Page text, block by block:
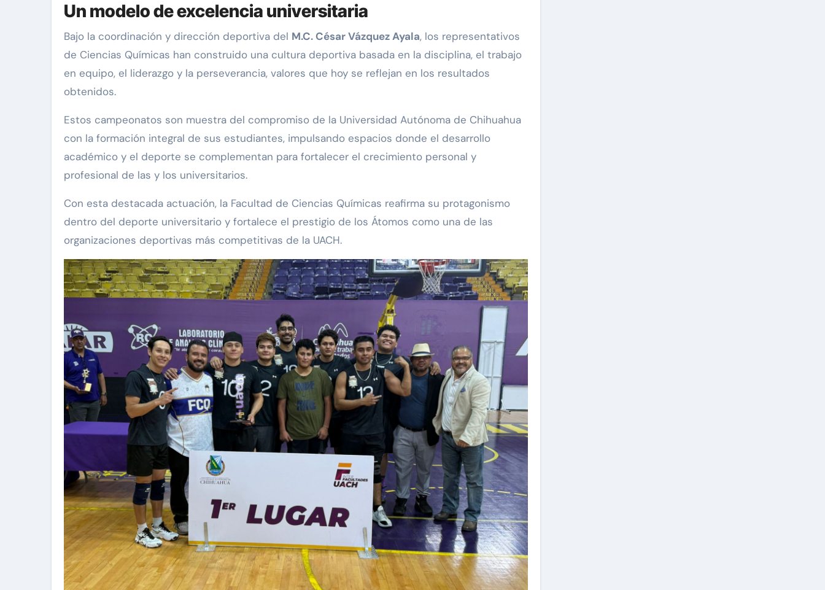
Un modelo de excelencia universitaria
Bajo la coordinación y dirección deportiva del M.C. César Vázquez Ayala, los representativos
de Ciencias Químicas han construido una cultura deportiva basada en la disciplina, el trabajo
en equipo, el liderazgo y la perseverancia, valores que hoy se reflejan en los resultados
obtenidos.
Estos campeonatos son muestra del compromiso de la Universidad Autónoma de Chihuahua
con la formación integral de sus estudiantes, impulsando espacios donde el desarrollo
académico y el deporte se complementan para fortalecer el crecimiento personal y
profesional de las y los universitarios.
Con esta destacada actuación, la Facultad de Ciencias Químicas reafirma su protagonismo
dentro del deporte universitario y fortalece el prestigio de los Átomos como una de las
organizaciones deportivas más competitivas de la UACH.